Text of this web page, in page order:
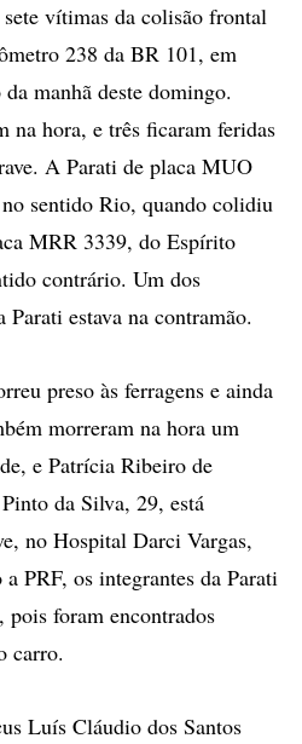
vítimas da colisão frontal
238 da BR 101, em
manhã deste domingo.
na hora, e três ficaram feridas
A Parati de placa MUO
sentido Rio, quando colidiu
MRR 3339, do Espírito
contrário. Um dos
Parati estava na contramão.
preso às ferragens e ainda
morreram na hora um
e Patrícia Ribeiro de
da Silva, 29, está
no Hospital Darci Vargas,
PRF, os integrantes da Parati
pois foram encontrados
carro.
Luís Cláudio dos Santos